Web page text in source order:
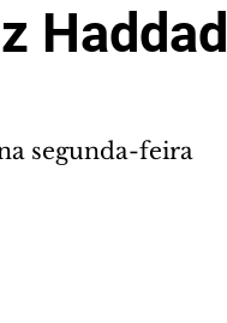
Haddad
segunda-feira